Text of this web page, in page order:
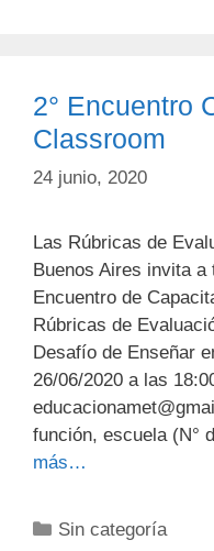
2° Encuentro
Classroom
24 junio, 2020
Las Rúbricas de
Buenos Aires invita
Encuentro de
Rúbricas de
Desafío de Enseñar
26/06/2020 a las
función, escuela (N°
más…
Categorías
Sin categoría